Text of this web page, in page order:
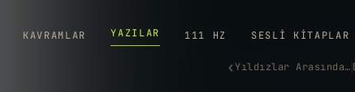
KAVRAMLAR YAZILAR 111 HZ SESLI KITAPLAR
‹ Yıldızlar Arasında 20 Yıl